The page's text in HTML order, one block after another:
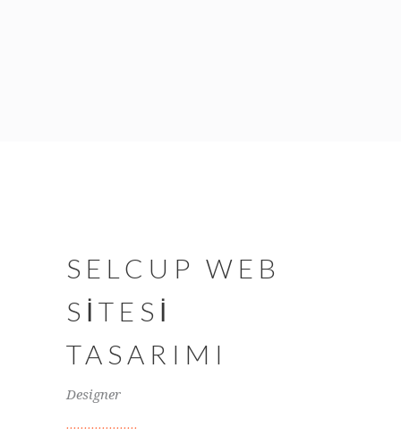
SELCUP WEB
SİTESİ
TASARIMI
Designer